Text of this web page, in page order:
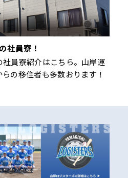
社員寮！
員寮紹介はこちら。山岸運
の移住者も多数おります！